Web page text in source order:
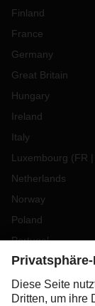
Finland
France
Germany
Great Britain
Hungary
Ireland
Italy
Luxembourg (FR
Netherlands
Norway
Poland
Portugal
Romania
Slovakia
Spain